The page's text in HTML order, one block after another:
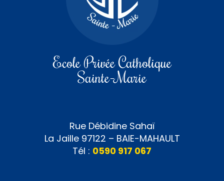
Ecole Privée Catholique
Sainte-Marie
Rue Débidine Sahaï
La Jaille 97122 – BAIE-MAHAULT
Tél : 0590 917 067